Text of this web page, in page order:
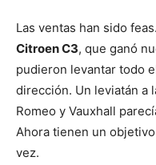
Las ventas han sido
Citroen C3, que ganó
pudieron levantar todo
dirección. Un leviatán a
Romeo y Vauxhall
Ahora tienen un
vez.